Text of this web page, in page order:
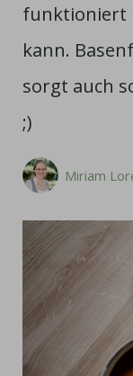
funktioniert
kann.
sorgt auch
;)
Miriam